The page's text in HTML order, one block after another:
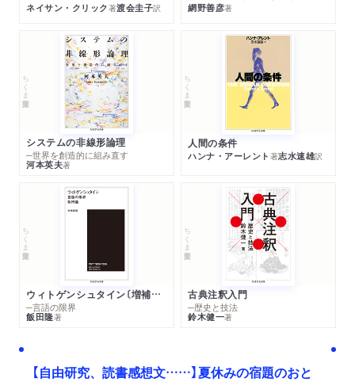
ネイサン・クリック著渡会圭子訳 網野善彦著
ちくま学芸文庫
システムの非線形論理
─世界を創造的に組み直す
河本英夫著
ちくま学芸文庫
人間の条件
ハンナ・アーレント 著志水速雄訳
ちくま学芸文庫
ウィトゲンシュタイン〔増補新版〕
─言語の限界
飯田隆著
ちくま学芸文庫
古典注釈入門
─歴史と技法
鈴木健一著
【自由研究、読書感想文……】夏休みの宿題のおと